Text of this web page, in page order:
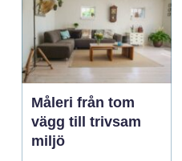
Måleri från tom
vägg till trivsam
miljö